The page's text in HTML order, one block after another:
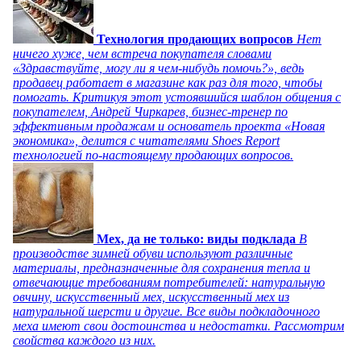
Технология продающих вопросов Нет
ничего хуже, чем встреча покупателя словами
«Здравствуйте, могу ли я чем-нибудь помочь?», ведь
продавец работает в магазине как раз для того, чтобы
помогать. Критикуя этот устоявшийся шаблон общения с
покупателем, Андрей Чиркарев, бизнес-тренер по
эффективным продажам и основатель проекта «Новая
экономика», делится с читателями Shoes Report
технологией по-настоящему продающих вопросов.
Мех, да не только: виды подклада В
производстве зимней обуви используют различные
материалы, предназначенные для сохранения тепла и
отвечающие требованиям потребителей: натуральную
овчину, искусственный мех, искусственный мех из
натуральной шерсти и другие. Все виды подкладочного
меха имеют свои достоинства и недостатки. Рассмотрим
свойства каждого из них.